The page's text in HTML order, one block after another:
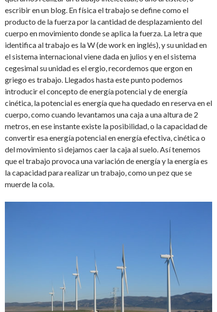
escribir en un blog. En física el trabajo se define como el
producto de la fuerza por la cantidad de desplazamiento del
cuerpo en movimiento donde se aplica la fuerza. La letra que
identifica al trabajo es la W (de work en inglés), y su unidad en
el sistema internacional viene dada en julios y en el sistema
cegesimal su unidad es el ergio, recordemos que ergon en
griego es trabajo. Llegados hasta este punto podemos
introducir el concepto de energía potencial y de energía
cinética, la potencial es energía que ha quedado en reserva en el
cuerpo, como cuando levantamos una caja a una altura de 2
metros, en ese instante existe la posibilidad, o la capacidad de
convertir esa energía potencial en energía efectiva, cinética o
del movimiento si dejamos caer la caja al suelo. Así tenemos
que el trabajo provoca una variación de energía y la energía es
la capacidad para realizar un trabajo, como un pez que se
muerde la cola.